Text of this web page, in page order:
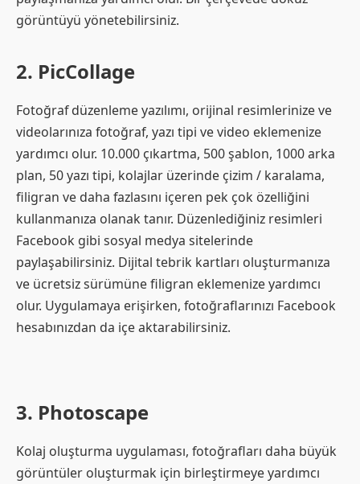
görüntüyü yönetebilirsiniz.
2. PicCollage
Fotoğraf düzenleme yazılımı, orijinal resimlerinize ve
videolarınıza fotoğraf, yazı tipi ve video eklemenize
yardımcı olur. 10.000 çıkartma, 500 şablon, 1000 arka
plan, 50 yazı tipi, kolajlar üzerinde çizim / karalama,
filigran ve daha fazlasını içeren pek çok özelliğini
kullanmanıza olanak tanır. Düzenlediğiniz resimleri
Facebook gibi sosyal medya sitelerinde
paylaşabilirsiniz. Dijital tebrik kartları oluşturmanıza
ve ücretsiz sürümüne filigran eklemenize yardımcı
olur. Uygulamaya erişirken, fotoğraflarınızı Facebook
hesabınızdan da içe aktarabilirsiniz.
3. Photoscape
Kolaj oluşturma uygulaması, fotoğrafları daha büyük
görüntüler oluşturmak için birleştirmeye yardımcı